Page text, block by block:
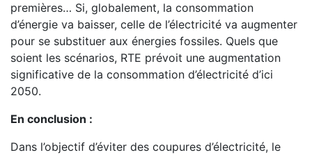
premières… Si, globalement, la consommation
d’énergie va baisser, celle de l’électricité va augmenter
pour se substituer aux énergies fossiles. Quels que
soient les scénarios, RTE prévoit une augmentation
significative de la consommation d’électricité d’ici
2050.
En conclusion :
Dans l’objectif d’éviter des coupures d’électricité, le